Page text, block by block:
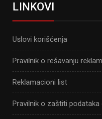
LINKOVI
Uslovi korišćenja
Pravilnik o rešavanju
Reklamacioni list
Pravilnik o zaštiti